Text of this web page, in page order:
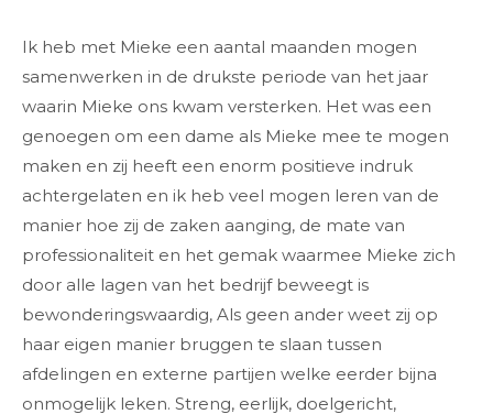
Ik heb met Mieke een aantal maanden mogen
samenwerken in de drukste periode van het jaar
waarin Mieke ons kwam versterken. Het was een
genoegen om een dame als Mieke mee te mogen
maken en zij heeft een enorm positieve indruk
achtergelaten en ik heb veel mogen leren van de
manier hoe zij de zaken aanging, de mate van
professionaliteit en het gemak waarmee Mieke zich
door alle lagen van het bedrijf beweegt is
bewonderingswaardig, Als geen ander weet zij op
haar eigen manier bruggen te slaan tussen
afdelingen en externe partijen welke eerder bijna
onmogelijk leken. Streng, eerlijk, doelgericht,